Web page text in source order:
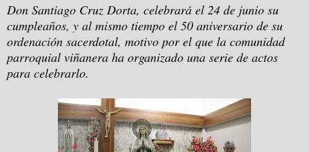
Don Santiago Cruz Dorta, celebrará el 24 de junio su
cumpleaños, y al mismo tiempo el 50 aniversario de su
ordenación sacerdotal, motivo por el que la comunidad
parroquial viñanera ha organizado una serie de actos
para celebrarlo.